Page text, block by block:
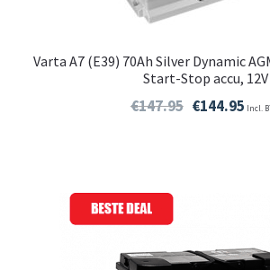
Varta A7 (E39) 70Ah Silver Dynamic
Start-Stop accu, 12V
€147.95 €144.95 Incl.